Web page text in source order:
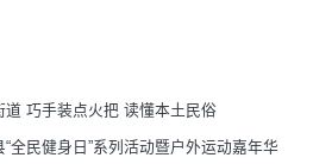
巧手装点火把 读懂本土民俗
全民健身日”系列活动暨户外运动嘉年华